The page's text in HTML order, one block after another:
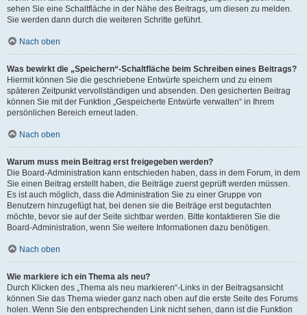
sehen Sie eine Schaltfläche in der Nähe des Beitrags, um diesen zu melden.
Sie werden dann durch die weiteren Schritte geführt.
Nach oben
Was bewirkt die „Speichern“-Schaltfläche beim Schreiben eines Beitrags?
Hiermit können Sie die geschriebene Entwürfe speichern und zu einem
späteren Zeitpunkt vervollständigen und absenden. Den gesicherten Beitrag
können Sie mit der Funktion „Gespeicherte Entwürfe verwalten“ in Ihrem
persönlichen Bereich erneut laden.
Nach oben
Warum muss mein Beitrag erst freigegeben werden?
Die Board-Administration kann entschieden haben, dass in dem Forum, in dem
Sie einen Beitrag erstellt haben, die Beiträge zuerst geprüft werden müssen.
Es ist auch möglich, dass die Administration Sie zu einer Gruppe von
Benutzern hinzugefügt hat, bei denen sie die Beiträge erst begutachten
möchte, bevor sie auf der Seite sichtbar werden. Bitte kontaktieren Sie die
Board-Administration, wenn Sie weitere Informationen dazu benötigen.
Nach oben
Wie markiere ich ein Thema als neu?
Durch Klicken des „Thema als neu markieren“-Links in der Beitragsansicht
können Sie das Thema wieder ganz nach oben auf die erste Seite des Forums
holen. Wenn Sie den entsprechenden Link nicht sehen, dann ist die Funktion